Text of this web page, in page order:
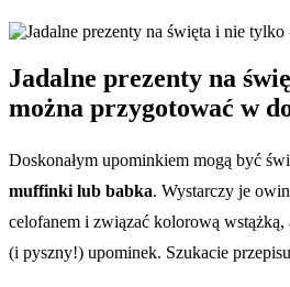
Jadalne prezenty na
można przygotować w
Doskonałym upominkiem mogą być
muffinki lub babka. Wystarczy je
celofanem i związać kolorową
(i pyszny!) upominek. Szukacie